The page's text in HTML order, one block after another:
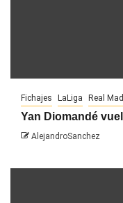
Fichajes LaLiga Real
Yan Diomandé
AlejandroSanchez